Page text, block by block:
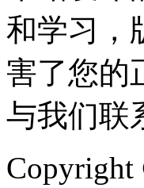
和学习，
害了您的
与我们联
Copyright